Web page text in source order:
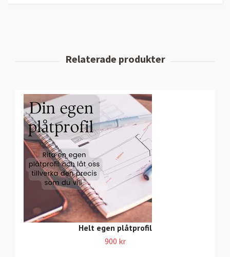
Helt egen plåtprofil
900 kr